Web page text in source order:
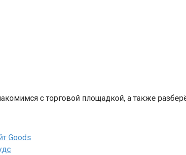
с торговой площадкой, а также
Goods